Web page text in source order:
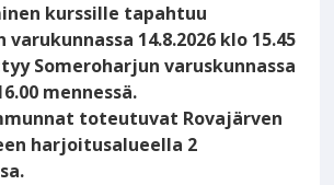
kurssille tapahtuu
14.8.2026 klo 15.45
Someroharjun varuskunnassa
mennessä.
toteutuvat Rovajärven
harjoitusalueella 2